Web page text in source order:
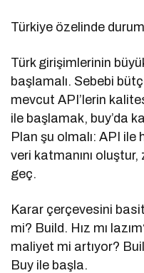
Türkiye özelinde
Türk girişimlerinin
başlamalı. Sebebi
mevcut API’lerin
ile başlamak, buy’da
Plan şu olmalı: API ile
veri katmanını oluştur,
geç.
Karar çerçevesini
mi? Build. Hız mı
maliyet mi artıyor?
Buy ile başla.